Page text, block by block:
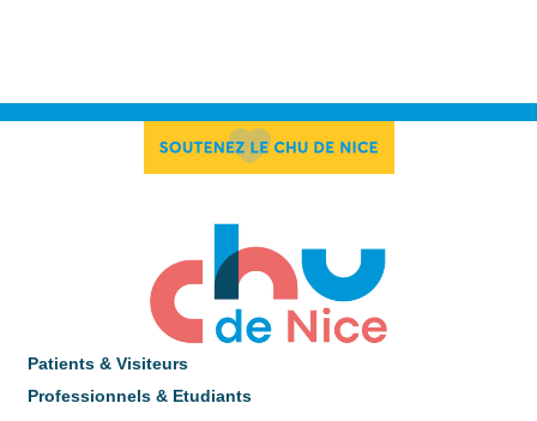
Patients & Visiteurs
Professionnels & Etudiants